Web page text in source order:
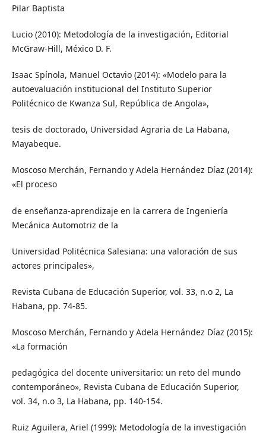
Pilar Baptista
Lucio (2010): Metodología de la investigación, Editorial
McGraw-Hill, México D. F.
Isaac Spínola, Manuel Octavio (2014): «Modelo para la
autoevaluación institucional del Instituto Superior
Politécnico de Kwanza Sul, República de Angola»,
tesis de doctorado, Universidad Agraria de La Habana,
Mayabeque.
Moscoso Merchán, Fernando y Adela Hernández Díaz (2014):
«El proceso
de enseñanza-aprendizaje en la carrera de Ingeniería
Mecánica Automotriz de la
Universidad Politécnica Salesiana: una valoración de sus
actores principales»,
Revista Cubana de Educación Superior, vol. 33, n.o 2, La
Habana, pp. 74-85.
Moscoso Merchán, Fernando y Adela Hernández Díaz (2015):
«La formación
pedagógica del docente universitario: un reto del mundo
contemporáneo», Revista Cubana de Educación Superior,
vol. 34, n.o 3, La Habana, pp. 140-154.
Ruiz Aguilera, Ariel (1999): Metodología de la investigación